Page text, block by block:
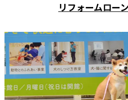
リフォームロー